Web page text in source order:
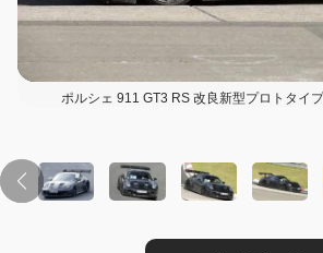
ポルシェ 911 GT3 RS 改良新型プロトタイ